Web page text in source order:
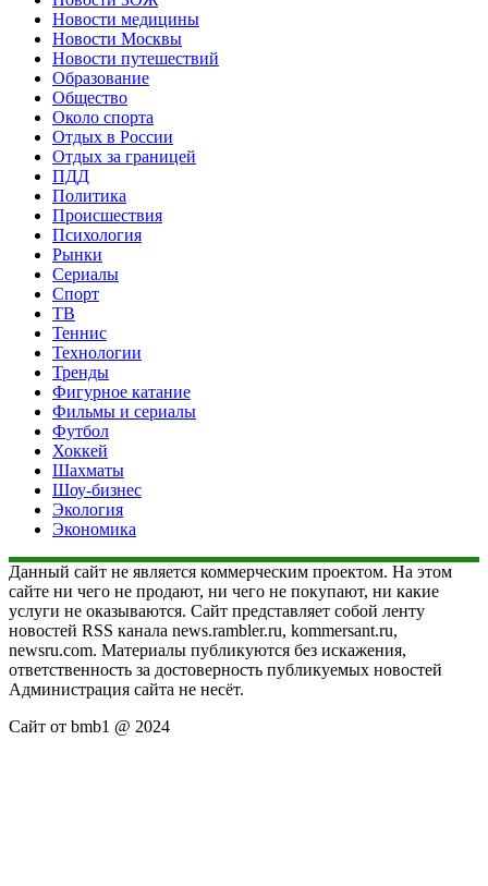
Новости медицины
Новости Москвы
Новости путешествий
Образование
Общество
Около спорта
Отдых в России
Отдых за границей
ПДД
Политика
Происшествия
Психология
Рынки
Сериалы
Спорт
ТВ
Теннис
Технологии
Тренды
Фигурное катание
Фильмы и сериалы
Футбол
Хоккей
Шахматы
Шоу-бизнес
Экология
Экономика
Данный сайт не является коммерческим проектом. На этом
сайте ни чего не продают, ни чего не покупают, ни какие
услуги не оказываются. Сайт представляет собой ленту
новостей RSS канала news.rambler.ru, kommersant.ru,
newsru.com. Материалы публикуются без искажения,
ответственность за достоверность публикуемых новостей
Администрация сайта не несёт.
Сайт от bmb1 @ 2024